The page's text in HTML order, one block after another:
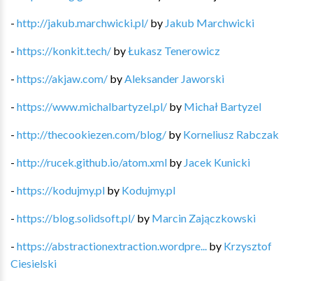
- http://jakub.marchwicki.pl/ by Jakub Marchwicki
- https://konkit.tech/ byŁukasz Tenerowicz
- https://akjaw.com/ by Aleksander Jaworski
- https://www.michalbartyzel.pl/ by Michał Bartyzel
- http://thecookiezen.com/blog/ by Korneliusz Rabczak
- http://rucek.github.io/atom.xml by Jacek Kunicki
- https://kodujmy.pl by Kodujmy.pl
- https://blog.solidsoft.pl/ by Marcin Zajączkowski
- https://abstractionextraction.wordpre... by Krzysztof
Ciesielski